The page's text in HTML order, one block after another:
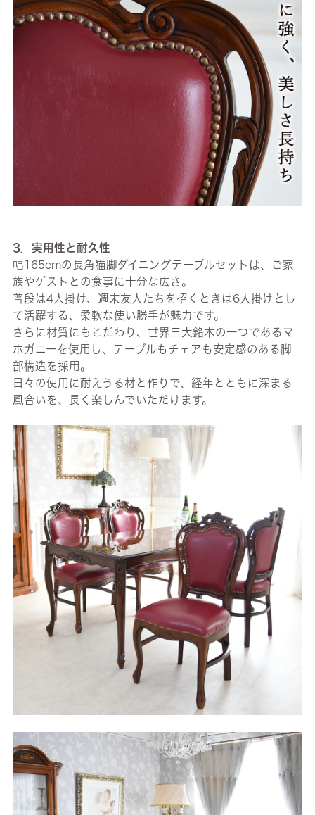
3．実用性と耐久性
幅165cmの長角猫脚ダイニングテーブルセットは、ご家
族やゲストとの食事に十分な広さ。
普段は4人掛け、週末友人たちを招くときは6人掛けとし
て活躍する、柔軟な使い勝手が魅力です。
さらに材質にもこだわり、世界三大銘木の一つであるマ
ホガニーを使用し、テーブルもチェアも安定感のある脚
部構造を採用。
日々の使用に耐えうる材と作りで、経年とともに深まる
風合いを、長く楽しんでいただけます。